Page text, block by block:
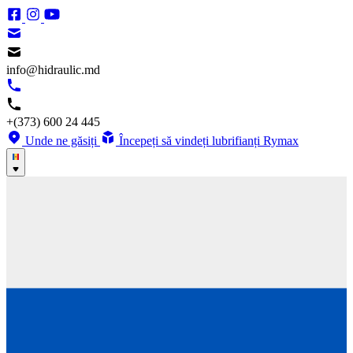
info@hidraulic.md
+(373) 600 24 445
Unde ne găsiți
Începeți să vindeți lubrifianți Rymax